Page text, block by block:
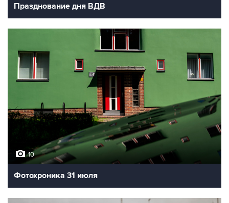
Празднование дня ВДВ
10
Фотохроника 31 июля